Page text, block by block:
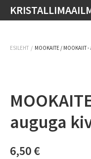
ESILEHT / MOOKAITE /
auguga
6,50 €